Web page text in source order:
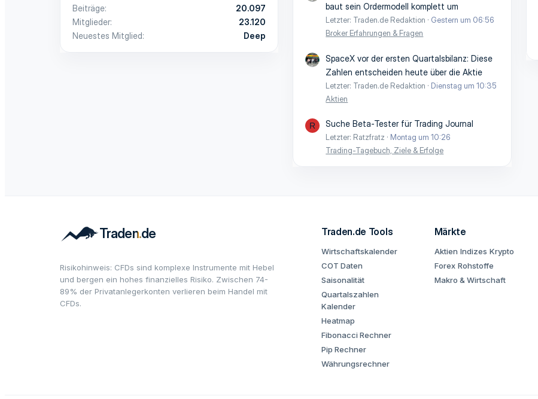
Beiträge
20.097
Mitglieder
23.120
Neuestes Mitglied
Deep
baut sein Ordermodell komplett um
Letzter: Traden.de Redaktion
Gestern um 06:56
Broker Erfahrungen & Fragen
SpaceX vor der ersten Quartalsbilanz: Diese
Zahlen entscheiden heute über die Aktie
Letzter: Traden.de Redaktion
Dienstag um 10:35
Aktien
R Suche Beta-Tester für Trading Journal
Letzter: Ratzfratz
Montag um 10:26
Trading-Tagebuch, Ziele & Erfolge
Risikohinweis: CFDs sind komplexe Instrumente mit Hebel
und bergen ein hohes finanzielles Risiko. Zwischen 74-
89% der Privatanlegerkonten verlieren beim Handel mit
CFDs.
Traden.de Tools
Wirtschaftskalender
COT Daten
Saisonalität
Quartalszahlen
Kalender
Heatmap
Fibonacci Rechner
Pip Rechner
Währungsrechner
Märkte
Aktien Indizes Krypto
Forex Rohstoffe
Makro & Wirtschaft